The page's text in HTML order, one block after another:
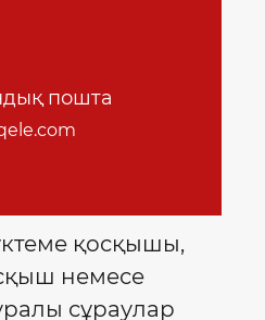
пошта
қосқышы,
немесе
сұраулар